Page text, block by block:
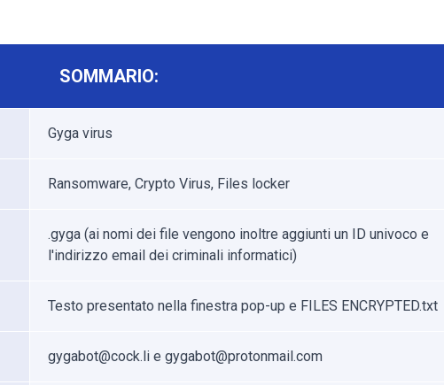
SOMMARIO:
Gyga virus
Ransomware, Crypto Virus, Files locker
.gyga (ai nomi dei file vengono inoltre aggiunti un ID univoco e
l'indirizzo email dei criminali informatici)
Testo presentato nella finestra pop-up e FILES ENCRYPTED.txt
gygabot@cock.li e gygabot@protonmail.com